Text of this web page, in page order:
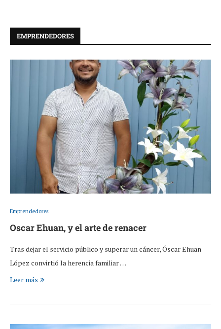
EMPRENDEDORES
Emprendedores
Oscar Ehuan, y el arte de renacer
Tras dejar el servicio público y superar un cáncer, Óscar Ehuan
López convirtió la herencia familiar …
Leer más